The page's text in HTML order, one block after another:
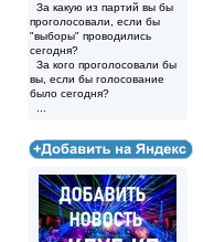
За какую из партий вы бы
проголосовали, если бы
"выборы" проводились
сегодня?
За кого проголосовали бы
вы, если бы голосование
было сегодня?